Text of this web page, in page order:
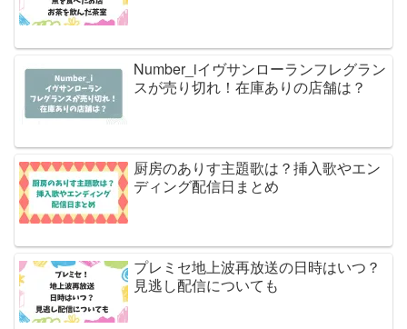
Number_iイヴサンローランフレグラン
スが売り切れ！在庫ありの店舗は？
厨房のありす主題歌は？挿入歌やエン
ディング配信日まとめ
プレミセ地上波再放送の日時はいつ？
見逃し配信についても